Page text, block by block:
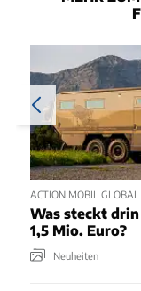
ACTION MOBIL
Was steckt
1,5 Mio. Euro?
Neuheiten